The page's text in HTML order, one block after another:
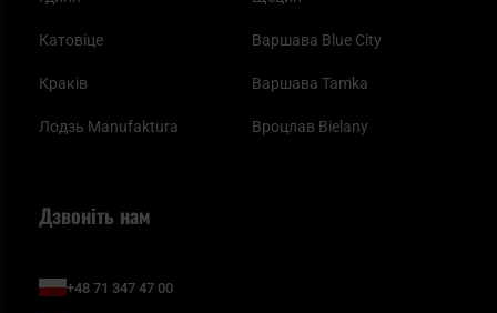
Катовіце
Краків
Лодзь Manufaktura
Варшава Blue City
Варшава Tamka
Вроцлав Bielany
Дзвоніть нам
+48 71 347 47 00